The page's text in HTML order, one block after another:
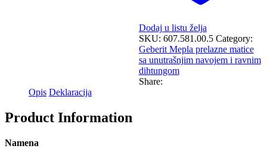
Dodaj u listu želja
SKU: 607.581.00.5 Category:
Geberit Mepla prelazne matice
sa unutrašnjim navojem i ravnim
dihtungom
Share:
Opis Deklaracija
Product Information
Namena